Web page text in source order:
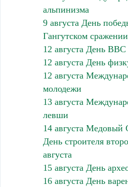
альпинизма
9 августа День
Гангутском сражении
12 августа День ВВС
12 августа День
12 августа
молодежи
13 августа
левши
14 августа Медовый
День строителя
августа
15 августа День
16 августа День